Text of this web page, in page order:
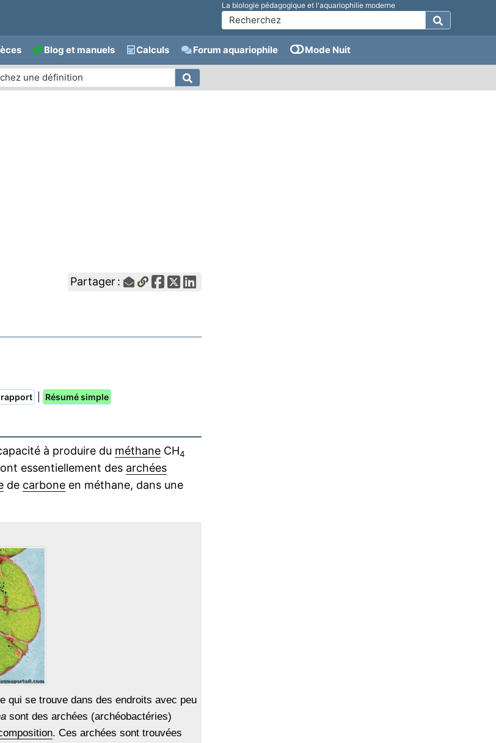
La biologie pédagogique et l'aquariophilie moderne
Blog et manuels Calculs Forum aquariophile Mode Nuit
Partager :
rapport Résumé simple
à produire du méthane CH4
essentiellement des archées
de carbone en méthane, dans une
qui se trouve dans des endroits avec peu
sont des archées (archéobactéries)
. Ces archées sont trouvées